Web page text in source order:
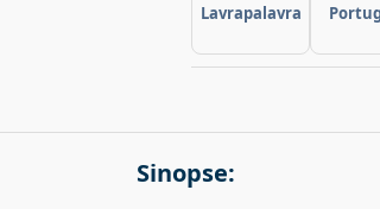
Lavrapalavra
Sinopse: